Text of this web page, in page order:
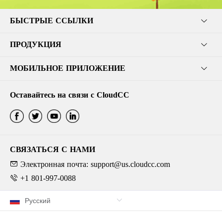
БЫСТРЫЕ ССЫЛКИ
ПРОДУКЦИЯ
МОБИЛЬНОЕ ПРИЛОЖЕНИЕ
Оставайтесь на связи с CloudCC
СВЯЗАТЬСЯ С НАМИ
Электронная почта: support@us.cloudcc.com
+1 801-997-0088